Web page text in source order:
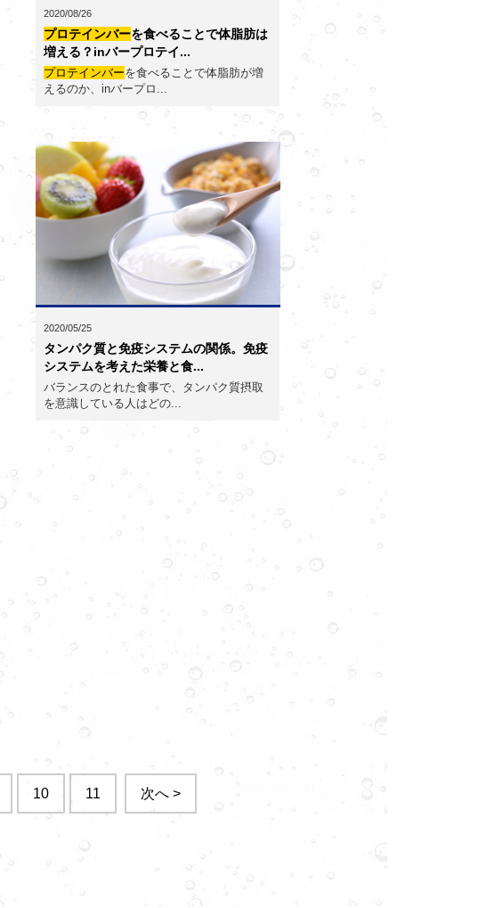
2020/08/26
プロテインバーを食べることで体脂肪は
増える？inバープロテイ...
プロテインバーを食べることで体脂肪が増
えるのか、inバープロ...
2020/05/25
タンパク質と免疫システムの関係。免疫
システムを考えた栄養と食...
バランスのとれた食事で、タンパク質摂取
を意識している人はどの...
10 11 次へ >